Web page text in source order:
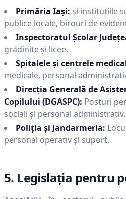
Primăria Iaşi: și instituțiile
publice locale, birouri de
Inspectoratul Școlar
grădinițe și licee.
Spitalele și centrele
medicale, personal
Direcția Generală de
Copilului (DGASPC): Posturi
sociali și personal administrativ.
Poliția și Jandarmeria:
personal operativ și suport.
5. Legislația pentru